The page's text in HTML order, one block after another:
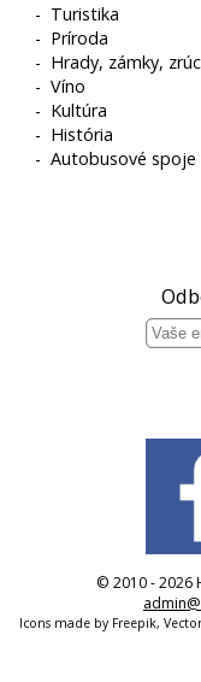
- Turistika
- Príroda
- Hrady, zámky,
-Víno
- Kultúra
- História
-Autobusové spoje
© 2010 - 2026
Icons made by Freepik,